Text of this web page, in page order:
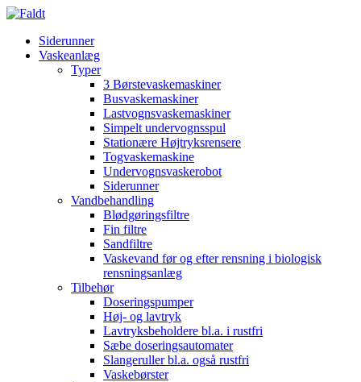
Siderunner
Vaskeanlæg
Typer
3 Børstevaskemaskiner
Busvaskemaskiner
Lastvognsvaskemaskiner
Simpelt undervognsspul
Stationære Højtryksrensere
Togvaskemaskine
Undervognsvaskerobot
Siderunner
Vandbehandling
Blødgøringsfiltre
Fin filtre
Sandfiltre
Vaskevand før og efter rensning i biologisk
rensningsanlæg
Tilbehør
Doseringspumper
Høj- og lavtryk
Lavtryksbeholdere bl.a. i rustfri
Sæbe doseringsautomater
Slangeruller bl.a. også rustfri
Vaskebørster